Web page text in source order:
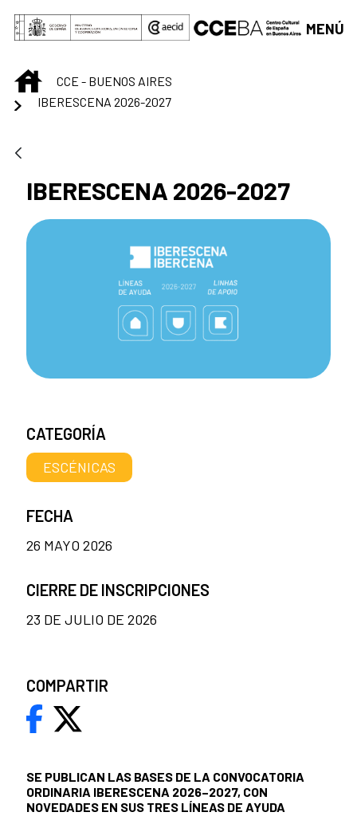
Saltar al contenido principal
MENÚ
INICIOCCE - BUENOS AIRES
IBERESCENA 2026-2027
IBERESCENA 2026-2027
SE PUBLICAN LAS BASES DE LA CONVOCATORIA
ORDINARIA IBERESCENA 2026–2027, CON
NOVEDADES EN SUS TRES LÍNEAS DE AYUDA
CATEGORÍA
ESCÉNICAS
FECHA
26 MAYO 2026
CIERRE DE INSCRIPCIONES
23 DE JULIO DE 2026
COMPARTIR